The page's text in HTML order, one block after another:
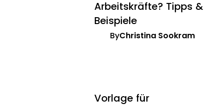
Arbeitskräfte? Tipps &
Beispiele
ByChristina Sookram
Vorlage für